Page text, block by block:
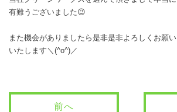
有難うございました😉
また機会がありましたら是非是非よろしくお願い
いたします＼(^o^)／
前へ